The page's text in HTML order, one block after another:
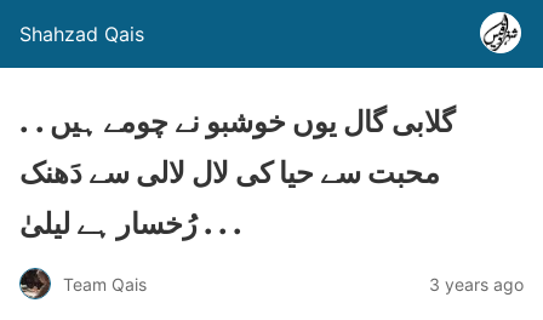
Shahzad Qais
. . گلابی گال یوں خوشبو نے چومے ہیں
محبت سے حیا کی لال لالی سے دَھنک
رُخسار ہے لیلیٰ . . .
Team Qais 3 years ago